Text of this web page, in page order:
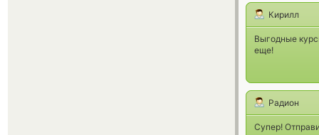
Кирилл
Выгодные
еще!
Радион
Супер!